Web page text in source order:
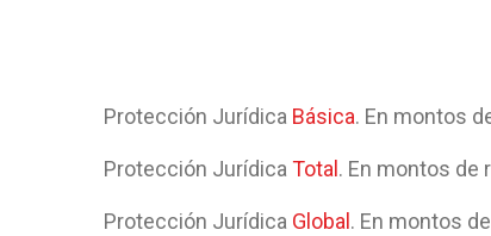
Protección Jurídica Básica. En montos
Protección Jurídica Total . En montos de
Protección Jurídica Global . En montos